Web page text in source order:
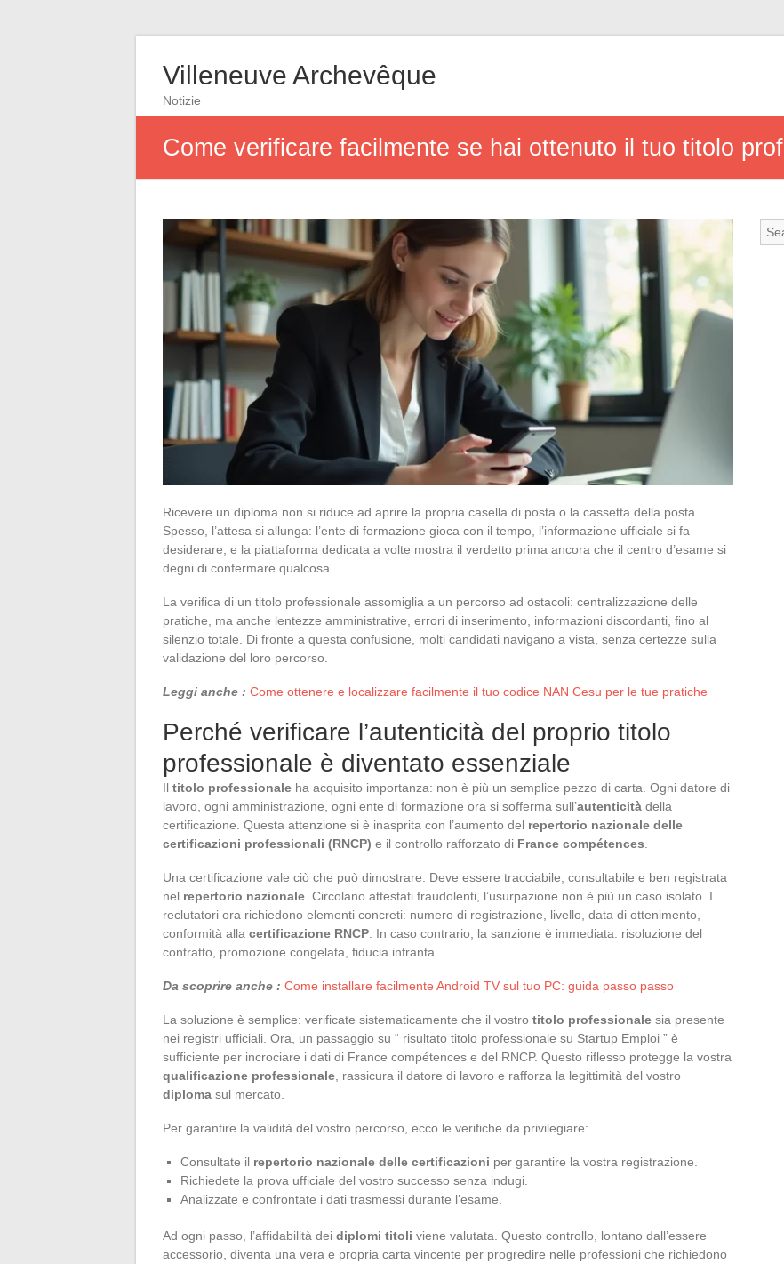
Villeneuve Archevêque
Notizie
Come verificare facilmente se hai ottenuto il tuo titolo
Ricevere un diploma non si riduce ad aprire la propria casella di posta o la cassetta della posta.
Spesso, l’attesa si allunga: l’ente di formazione gioca con il tempo, l’informazione ufficiale si fa
desiderare, e la piattaforma dedicata a volte mostra il verdetto prima ancora che il centro d’esame si
degni di confermare qualcosa.
La verifica di un titolo professionale assomiglia a un percorso ad ostacoli: centralizzazione delle
pratiche, ma anche lentezze amministrative, errori di inserimento, informazioni discordanti, fino al
silenzio totale. Di fronte a questa confusione, molti candidati navigano a vista, senza certezze sulla
validazione del loro percorso.
Leggi anche : Come ottenere e localizzare facilmente il tuo codice NAN Cesu per le tue pratiche
Perché verificare l’autenticità del proprio titolo
professionale è diventato essenziale
Il titolo professionale ha acquisito importanza: non è più un semplice pezzo di carta. Ogni datore di
lavoro, ogni amministrazione, ogni ente di formazione ora si sofferma sull’autenticità della
certificazione. Questa attenzione si è inasprita con l’aumento del repertorio nazionale delle
certificazioni professionali (RNCP) e il controllo rafforzato di France compétences
Una certificazione vale ciò che può dimostrare. Deve essere tracciabile, consultabile e ben registrata
nel repertorio nazionale . Circolano attestati fraudolenti, l’usurpazione non è più un caso isolato. I
reclutatori ora richiedono elementi concreti: numero di registrazione, livello, data di ottenimento,
conformità alla certificazione RNCP . In caso contrario, la sanzione è immediata: risoluzione del
contratto, promozione congelata, fiducia infranta.
Da scoprire anche : Come installare facilmente Android TV sul tuo PC: guida passo passo
La soluzione è semplice: verificate sistematicamente che il vostro titolo professionale sia presente
nei registri ufficiali. Ora, un passaggio su “ risultato titolo professionale su Startup Emploi ” è
sufficiente per incrociare i dati di France compétences e del RNCP. Questo riflesso protegge la vostra
qualificazione professionale , rassicura il datore di lavoro e rafforza la legittimità del vostro
diploma sul mercato.
Per garantire la validità del vostro percorso, ecco le verifiche da privilegiare:
Consultate il repertorio nazionale delle certificazioni per garantire la vostra registrazione.
Richiedete la prova ufficiale del vostro successo senza indugi.
Analizzate e confrontate i dati trasmessi durante l’esame.
Ad ogni passo, l’affidabilità dei diplomi titoli viene valutata. Questo controllo, lontano dall’essere
accessorio, diventa una vera e propria carta vincente per progredire nelle professioni che richiedono